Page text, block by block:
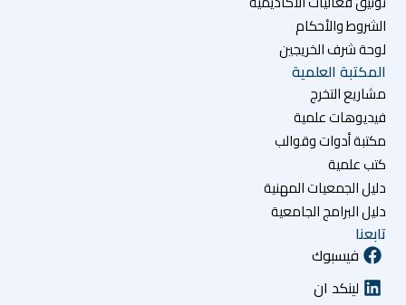
الشروط والأحكام
لوحة شرف الخريجين
المكتبة العلمية
مشاريع التخرج
فيديوهات علمية
مكتبة أدوات وقوالب
كتب علمية
دليل الجمعيات المهنية
دليل البرامج الجامعية
تابعنا
فيسبوك
لينكد ان